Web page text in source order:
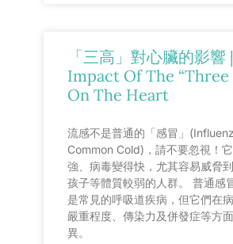
「三高」對心臟的影響
Impact Of The “Three
On The Heart
流感不是普通的「感冒」
Common Cold)，請不要忽視！
強、病毒變得快，尤其容易威脅
孩子等體質較弱的人群。 普通感
是常見的呼吸道疾病，但它們在
嚴重程度、傳染力及併發症等方
異。